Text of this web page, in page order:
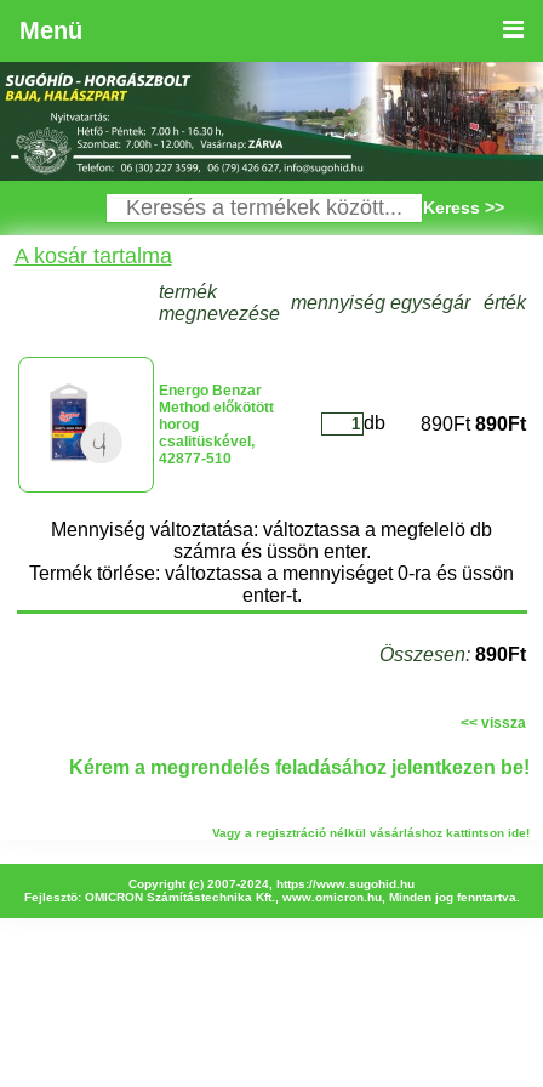
Menü
Keress >>
A kosár tartalma
termék
megnevezése
mennyiség egységár érték
Energo Benzar
Method előkötött
horog
csalitüskével,
42877-510
db 890Ft 890Ft
Mennyiség változtatása: változtassa a megfelelö db
számra és üssön enter.
Termék törlése: változtassa a mennyiséget 0-ra és üssön
enter-t.
Összesen: 890Ft
<< vissza
Kérem a megrendelés feladásához jelentkezen be!
Vagy a regisztráció nélkül vásárláshoz kattintson ide!
Copyright (c) 2007-2024, https://www.sugohid.hu
Fejlesztö: OMICRON Számítástechnika Kft., www.omicron.hu, Minden jog fenntartva.